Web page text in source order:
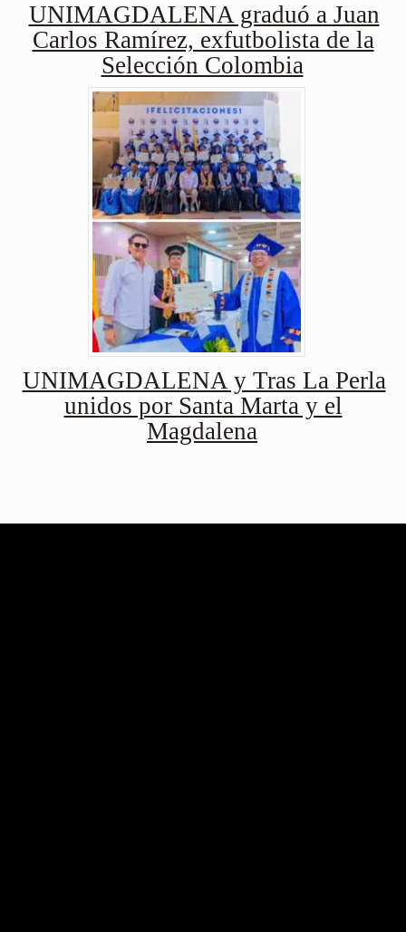
UNIMAGDALENA graduó a Juan
Carlos Ramírez, exfutbolista de la
Selección Colombia
UNIMAGDALENA y Tras La Perla
unidos por Santa Marta y el
Magdalena